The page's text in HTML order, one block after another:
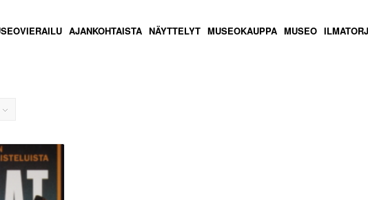
AJANKOHTAISTA NÄYTTELYT MUSEOKAUPPA MUSEO